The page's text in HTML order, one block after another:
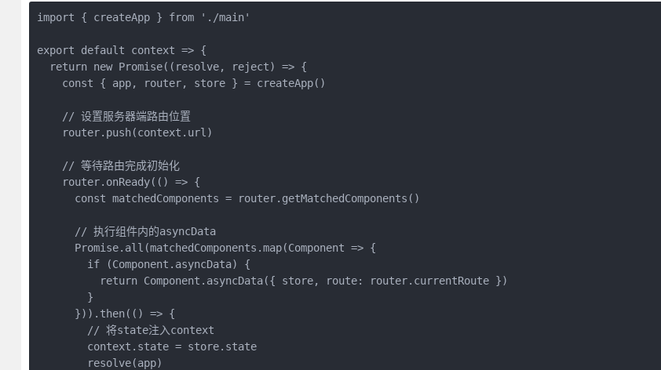
import { createApp } from './main'
export default context => {
  return new Promise((resolve, reject) => {
    const { app, router, store } = createApp()
    // 设置服务器端路由位置
    router.push(context.url)
    // 等待路由完成初始化
    router.onReady(() => {
      const matchedComponents = router.getMatchedComponents()
      // 执行组件内的asyncData
      Promise.all(matchedComponents.map(Component => {
        if (Component.asyncData) {
          return Component.asyncData({ store, route: router.currentRoute })
        }
      })).then(() => {
        // 将state注入context
        context.state = store.state
        resolve(app)